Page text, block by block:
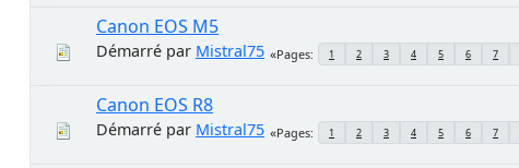
Canon EOS M5
Démarré par Mistral75 Pages 1 2 3 4 5 6 7
Canon EOS R8
Démarré par Mistral75 Pages 1 2 3 4 5 6 7